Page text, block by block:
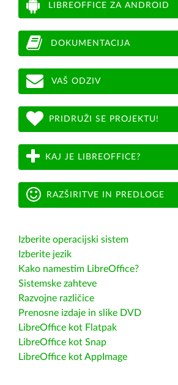
LIBREOFFICE ZA ANDROID
DOKUMENTACIJA
VAŠ ODZIV
PRIDRUŽI SE PROJEKTU!
KAJ JE LIBREOFFICE?
RAZŠIRITVE IN PREDLOGE
Izberite operacijski sistem
Izberite jezik
Kako namestim LibreOffice?
Sistemske zahteve
Razvojne različice
Prenosne izdaje in slike DVD
LibreOffice kot Flatpak
LibreOffice kot Snap
LibreOffice kot AppImage